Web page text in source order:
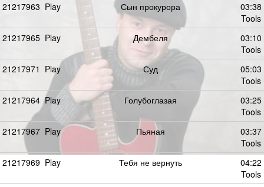
21217963 Play Сын прокурора
03:38
Tools
21217965 Play Дембеля
03:10
Tools
21217971 Play Суд
05:03
Tools
21217964 Play Голубоглазая
03:25
Tools
21217967 Play Пьяная
03:37
Tools
21217969 Play Тебя не вернуть
04:22
Tools